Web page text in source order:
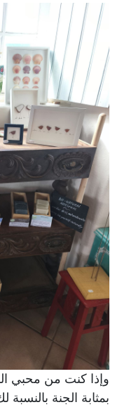
وإذا كنت من محبي
بمثابة الجنة